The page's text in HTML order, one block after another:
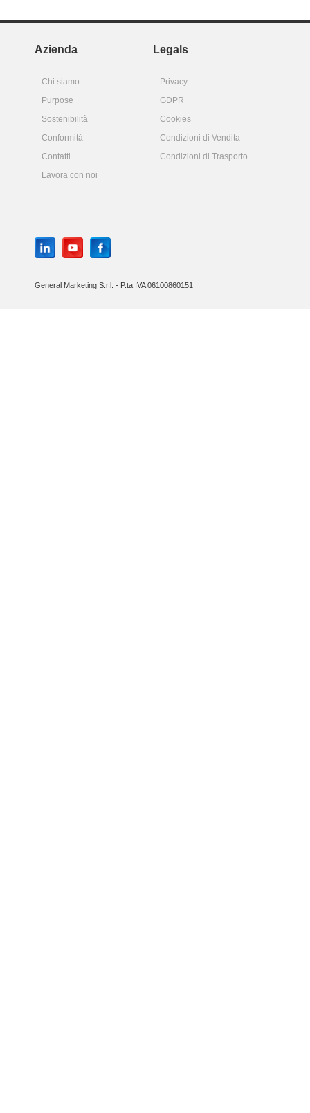
Azienda Legals
Chi siamo
Privacy
Purpose
GDPR
Sostenibilità
Cookies
Conformità
Condizioni di Vendita
Contatti
Condizioni di Trasporto
Lavora con noi
General Marketing S.r.l. - P.ta IVA 06100860151